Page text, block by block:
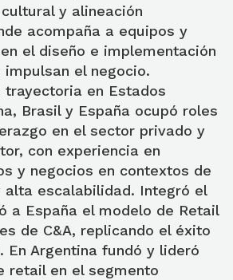
y alineación
acompaña a equipos y
el diseño e implementación
el negocio.
trayectoria en Estados
Brasil y España ocupó roles
en el sector privado y
con experiencia en
y negocios en contextos de
alta escalabilidad. Integró el
a España el modelo de Retail
de C&A, replicando el éxito
En Argentina fundó y lideró
retail en el segmento